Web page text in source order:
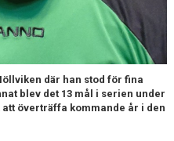
där han stod för fina
blev det 13 mål i serien under
överträffa kommande år i den